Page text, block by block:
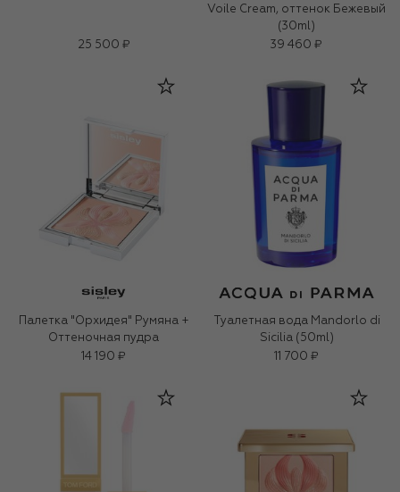
25 500 ₽
Voile Cream, оттенок Бежевый
(30ml)
39 460 ₽
Палетка "Орхидея" Румяна +
Оттеночная пудра
14 190 ₽
Туалетная вода Mandorlo di
Sicilia (50ml)
11 700 ₽